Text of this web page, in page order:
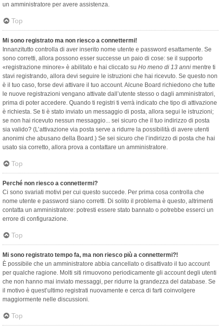
un amministratore per avere assistenza.
Top
Mi sono registrato ma non riesco a connettermi!
Innanzitutto controlla di aver inserito nome utente e password esattamente. Se
sono corretti, allora possono esser successe un paio di cose: se il supporto
«registrazione minore» è abilitato e hai cliccato su Ho meno di 13 anni mentre ti
stavi registrando, allora devi seguire le istruzioni che hai ricevuto. Se questo non
è il tuo caso, forse devi attivare il tuo account. Alcune Board richiedono che tutte
le nuove registrazioni vengano attivate dall’utente stesso o dagli amministratori,
prima di poter accedere. Quando ti registri ti verrà indicato che tipo di attivazione
è richiesta. Se ti è stato inviato un messaggio di posta, allora segui le istruzioni;
se non hai ricevuto nessun messaggio... sei sicuro che il tuo indirizzo di posta
sia valido? (L’attivazione via posta serve a ridurre la possibilità di avere utenti
anonimi che abusano della Board.) Se sei sicuro che l’indirizzo di posta che hai
usato sia corretto, allora prova a contattare un amministratore.
Top
Perché non riesco a connettermi?
Ci sono svariati motivi per cui questo succede. Per prima cosa controlla che
nome utente e password siano corretti. Di solito il problema è questo, altrimenti
contatta un amministratore: potresti essere stato bannato o potrebbe esserci un
errore di configurazione.
Top
Mi sono registrato tempo fa, ma non riesco più a connettermi?!
È possibile che un amministratore abbia cancellato o disattivato il tuo account
per qualche ragione. Molti siti rimuovono periodicamente gli account degli utenti
che non hanno mai inviato messaggi, per ridurre la grandezza del database. Se
il motivo è quest’ultimo registrati nuovamente e cerca di farti coinvolgere
maggiormente nelle discussioni.
Top